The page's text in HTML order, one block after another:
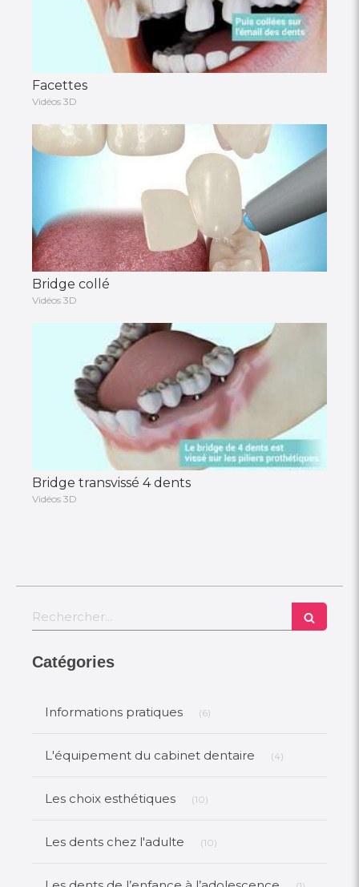
Facettes
Vidéos 3D
Bridge collé
Vidéos 3D
Bridge transvissé 4 dents
Vidéos 3D
Rechercher
Catégories
Informations pratiques (6)
L'équipement du cabinet dentaire (4)
Les choix esthétiques (10)
Les dents chez l'adulte (10)